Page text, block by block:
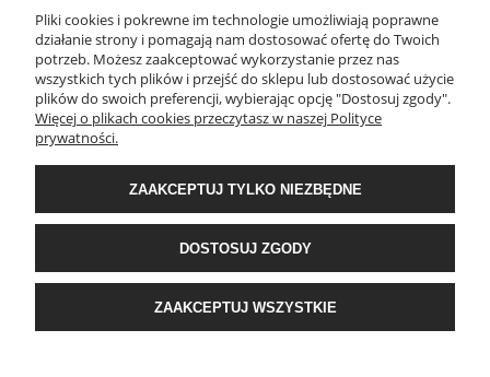
INFORMACJE
PŁATNOŚCI I DOSTAWA
O NAS
POPULARNE KATEGORIE
Krakowska 201, 34-124 Klecza Dolna, woj. małopolskie | e-mail:
ekomax.pl| telefon:507 086 377
Pliki cookies i pokrewne im technologie umożliwiają poprawne
działanie strony i pomagają nam dostosować ofertę do Twoich
potrzeb. Możesz zaakceptować wykorzystanie przez nas
wszystkich tych plików i przejść do sklepu lub dostosować użycie
plików do swoich preferencji, wybierając opcję "Dostosuj zgody".
Więcej o plikach cookies przeczytasz w naszej Polityce
prywatności.
ZAAKCEPTUJ TYLKO NIEZBĘDNE
DOSTOSUJ ZGODY
ZAAKCEPTUJ WSZYSTKIE